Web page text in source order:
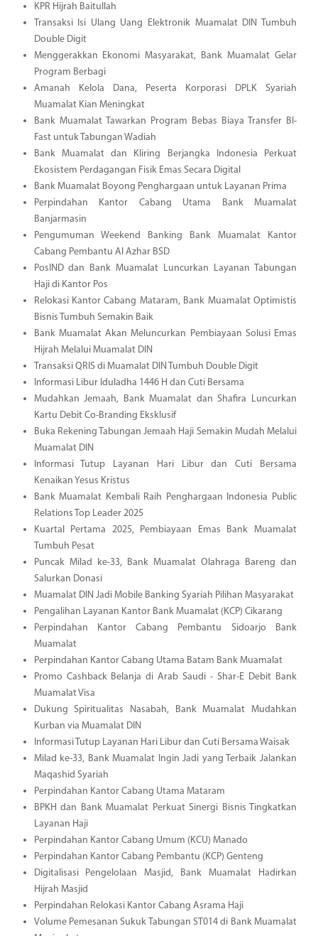
KPR Hijrah Baitullah
Transaksi Isi Ulang Uang Elektronik Muamalat DIN Tumbuh
Double Digit
Menggerakkan Ekonomi Masyarakat, Bank Muamalat Gelar
Program Berbagi
Amanah Kelola Dana, Peserta Korporasi DPLK Syariah
Muamalat Kian Meningkat
Bank Muamalat Tawarkan Program Bebas Biaya Transfer BI-
Fast untuk Tabungan Wadiah
Bank Muamalat dan Kliring Berjangka Indonesia Perkuat
Ekosistem Perdagangan Fisik Emas Secara Digital
Bank Muamalat Boyong Penghargaan untuk Layanan Prima
Perpindahan Kantor Cabang Utama Bank Muamalat
Banjarmasin
Pengumuman Weekend Banking Bank Muamalat Kantor
Cabang Pembantu Al Azhar BSD
PosIND dan Bank Muamalat Luncurkan Layanan Tabungan
Haji di Kantor Pos
Relokasi Kantor Cabang Mataram, Bank Muamalat Optimistis
Bisnis Tumbuh Semakin Baik
Bank Muamalat Akan Meluncurkan Pembiayaan Solusi Emas
Hijrah Melalui Muamalat DIN
Transaksi QRIS di Muamalat DIN Tumbuh Double Digit
Informasi Libur Iduladha 1446 H dan Cuti Bersama
Mudahkan Jemaah, Bank Muamalat dan Shafira Luncurkan
Kartu Debit Co-Branding Eksklusif
Buka Rekening Tabungan Jemaah Haji Semakin Mudah Melalui
Muamalat DIN
Informasi Tutup Layanan Hari Libur dan Cuti Bersama
Kenaikan Yesus Kristus
Bank Muamalat Kembali Raih Penghargaan Indonesia Public
Relations Top Leader 2025
Kuartal Pertama 2025, Pembiayaan Emas Bank Muamalat
Tumbuh Pesat
Puncak Milad ke-33, Bank Muamalat Olahraga Bareng dan
Salurkan Donasi
Muamalat DIN Jadi Mobile Banking Syariah Pilihan Masyarakat
Pengalihan Layanan Kantor Bank Muamalat (KCP) Cikarang
Perpindahan Kantor Cabang Pembantu Sidoarjo Bank
Muamalat
Perpindahan Kantor Cabang Utama Batam Bank Muamalat
Promo Cashback Belanja di Arab Saudi - Shar-E Debit Bank
Muamalat Visa
Dukung Spiritualitas Nasabah, Bank Muamalat Mudahkan
Kurban via Muamalat DIN
Informasi Tutup Layanan Hari Libur dan Cuti Bersama Waisak
Milad ke-33, Bank Muamalat Ingin Jadi yang Terbaik Jalankan
Maqashid Syariah
Perpindahan Kantor Cabang Utama Mataram
BPKH dan Bank Muamalat Perkuat Sinergi Bisnis Tingkatkan
Layanan Haji
Perpindahan Kantor Cabang Umum (KCU) Manado
Perpindahan Kantor Cabang Pembantu (KCP) Genteng
Digitalisasi Pengelolaan Masjid, Bank Muamalat Hadirkan
Hijrah Masjid
Perpindahan Relokasi Kantor Cabang Asrama Haji
Volume Pemesanan Sukuk Tabungan ST014 di Bank Muamalat